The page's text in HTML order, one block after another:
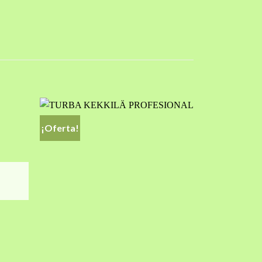
¡Oferta!